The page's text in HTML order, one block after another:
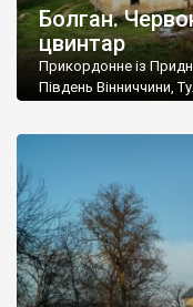
Болган.
цвинтар
Прикордонне із
Південь Вінниччини,
старовинний цвинтар
збереглися,
мовою. За всіма
український. Хрести
роках Болган […]